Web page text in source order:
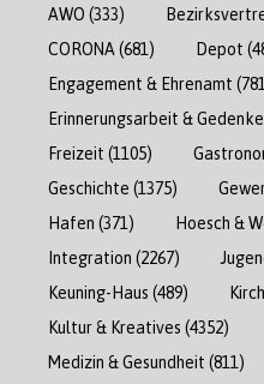
AWO (333)
CORONA (681) Depot
Engagement & Ehrenamt
Erinnerungsarbeit &
Freizeit (1105)
Geschichte (1375)
Hafen (371) Hoesch &
Integration (2267)
Keuning-Haus (489)
Kultur & Kreatives (4352)
Medizin & Gesundheit (811)